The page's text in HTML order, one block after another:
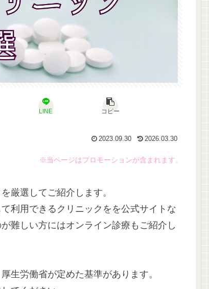
LINE コピー
2023.09.30 2026.03.30
※当ページはプロモーションが含まれます。
厳選してご紹介します。
利用できるクリニックをを公式サイトな
難しい方にはオンライン診療もご紹介し
生労働省が定めた基準があります。